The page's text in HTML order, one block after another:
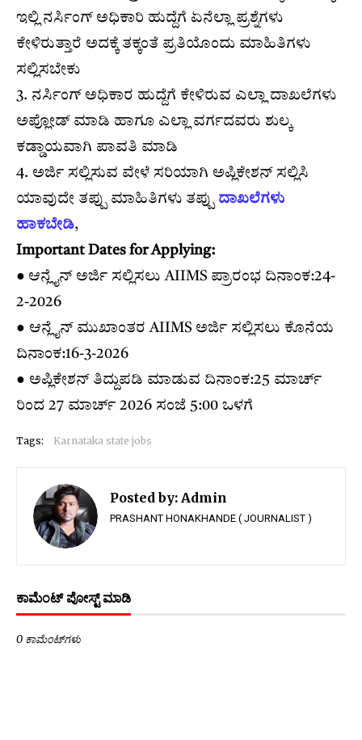
ಇಲ್ಲಿ ನರ್ಸಿಂಗ್ ಅಧಿಕಾರಿ ಹುದ್ದೆಗೆ ಏನೆಲ್ಲಾ ಪ್ರಶ್ನೆಗಳು
ಕೇಳಿರುತ್ತಾರೆ ಅದಕ್ಕೆ ತಕ್ಕಂತೆ ಪ್ರತಿಯೊಂದು ಮಾಹಿತಿಗಳು
ಸಲ್ಲಿಸಬೇಕು
3. ನರ್ಸಿಂಗ್ ಅಧಿಕಾರ ಹುದ್ದೆಗೆ ಕೇಳಿರುವ ಎಲ್ಲಾ ದಾಖಲೆಗಳು
ಅಪ್ಲೋಡ್ ಮಾಡಿ ಹಾಗೂ ಎಲ್ಲಾ ವರ್ಗದವರು ಶುಲ್ಕ
ಕಡ್ಡಾಯವಾಗಿ ಪಾವತಿ ಮಾಡಿ
4. ಅರ್ಜಿ ಸಲ್ಲಿಸುವ ವೇಳೆ ಸರಿಯಾಗಿ ಅಪ್ಲಿಕೇಶನ್ ಸಲ್ಲಿಸಿ
ಯಾವುದೇ ತಪ್ಪು ಮಾಹಿತಿಗಳು ತಪ್ಪು ದಾಖಲೆಗಳು
ಹಾಕಬೇಡಿ,
Important Dates for Applying:
● ಆನ್ಲೈನ್ ಅರ್ಜಿ ಸಲ್ಲಿಸಲು AIIMS ಪ್ರಾರಂಭ ದಿನಾಂಕ:24-
2-2026
● ಆನ್ಲೈನ್ ಮುಖಾಂತರ AIIMS ಅರ್ಜಿ ಸಲ್ಲಿಸಲು ಕೊನೆಯ
ದಿನಾಂಕ:16-3-2026
● ಅಪ್ಲಿಕೇಶನ್ ತಿದ್ದುಪಡಿ ಮಾಡುವ ದಿನಾಂಕ:25 ಮಾರ್ಚ್
ರಿಂದ 27 ಮಾರ್ಚ್ 2026 ಸಂಜೆ 5:00 ಒಳಗೆ
Tags: Karnataka state jobs
Posted by: Admin
PRASHANT HONAKHANDE ( JOURNALIST )
ಕಾಮೆಂಟ್‌‌ ಪೋಸ್ಟ್‌ ಮಾಡಿ
0 ಕಾಮೆಂಟ್‌ಗಳು